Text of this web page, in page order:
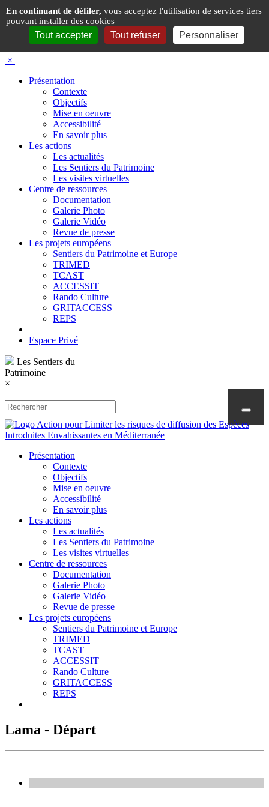
×
Présentation
Contexte
Objectifs
Mise en oeuvre
Accessibilité
En savoir plus
Les actions
Les actualités
Les Sentiers du Patrimoine
Les visites virtuelles
Centre de ressources
Documentation
Galerie Photo
Galerie Vidéo
Revue de presse
Les projets européens
Sentiers du Patrimoine et Europe
TRIMED
TCAST
ACCESSIT
Rando Culture
GRITACCESS
REPS
Espace Privé
Les Sentiers du
Patrimoine
×
Présentation
Contexte
Objectifs
Mise en oeuvre
Accessibilité
En savoir plus
Les actions
Les actualités
Les Sentiers du Patrimoine
Les visites virtuelles
Centre de ressources
Documentation
Galerie Photo
Galerie Vidéo
Revue de presse
Les projets européens
Sentiers du Patrimoine et Europe
TRIMED
TCAST
ACCESSIT
Rando Culture
GRITACCESS
REPS
Lama - Départ
Panneau de gestion des cookies
En continuant de défiler, vous acceptez l'utilisation de services tiers
pouvant installer des cookies
Tout accepter Tout refuser Personnaliser